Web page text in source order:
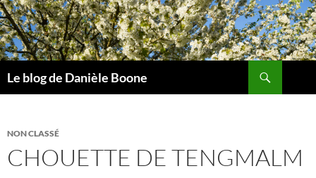
Aller
au
contenu
Le blog de Danièle Boone
NON CLASSÉ
CHOUETTE DE TENGMALM